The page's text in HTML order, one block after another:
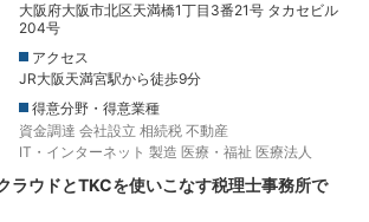
大阪府大阪市北区天満橋1丁目3番21号 タカセビル
204号
アクセス
JR大阪天満宮駅から徒歩9分
得意分野・得意業種
資金調達 会社設立 相続税 不動産
IT・インターネット 製造 医療・福祉 医療法人
ラウドとTKCを使いこなす税理士事務所で